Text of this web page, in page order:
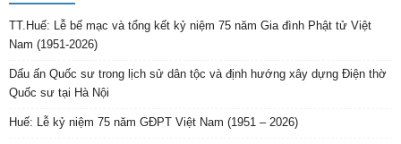
TT.Huế: Lễ bế mạc và tổng kết kỷ niệm 75 năm Gia đình Phật tử Việt
Nam (1951-2026)
Dấu ấn Quốc sư trong lịch sử dân tộc và định hướng xây dựng Điện thờ
Quốc sư tại Hà Nội
Huế: Lễ kỷ niệm 75 năm GĐPT Việt Nam (1951 – 2026)